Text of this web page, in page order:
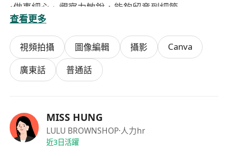
•做事細心、觀察力敏銳，能夠留意到細節
•具備專業的手機&電腦操作能力（拍照、CANVA）
•守時可靠，能夠固定於每月 15-16 日出勤
•具備良好的溝通能力
•有美容、/美妝行業，或有個人短視頻拍攝經驗者
優先，但非必須
•清晰明確的指引標準清單
•彈性的工作安排
•準時發放薪酬，絕不拖欠
查看更多
視頻拍攝 圖像編輯 攝影 Canva
廣東話 普通話
MISS HUNG
LULU BROWNSHOP·人力hr
近3日活躍